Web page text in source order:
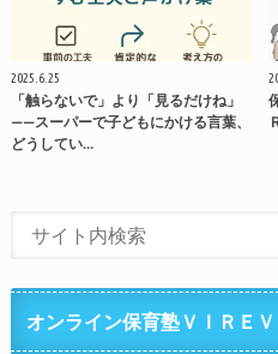
2025.6.25
「触らないで」より「見るだけね」
——スーパーで子どもにかける言葉、
どうしてい…
オンライン保育塾ＶＩＲＥＶ